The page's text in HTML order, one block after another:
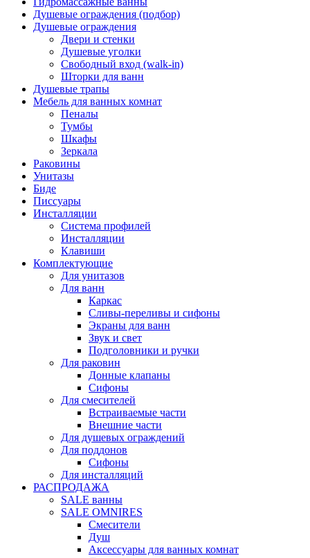
Душевые ограждения (подбор)
Душевые ограждения
Двери и стенки
Душевые уголки
Свободный вход (walk-in)
Шторки для ванн
Душевые трапы
Мебель для ванных комнат
Пеналы
Тумбы
Шкафы
Зеркала
Раковины
Унитазы
Биде
Писсуары
Инсталляции
Система профилей
Инсталляции
Клавиши
Комплектующие
Для унитазов
Для ванн
Каркас
Сливы-переливы и сифоны
Экраны для ванн
Звук и свет
Подголовники и ручки
Для раковин
Донные клапаны
Сифоны
Для смесителей
Встраиваемые части
Внешние части
Для душевых ограждений
Для поддонов
Сифоны
Для инсталляций
РАСПРОДАЖА
SALE ванны
SALE OMNIRES
Смесители
Душ
Аксессуары для ванных комнат